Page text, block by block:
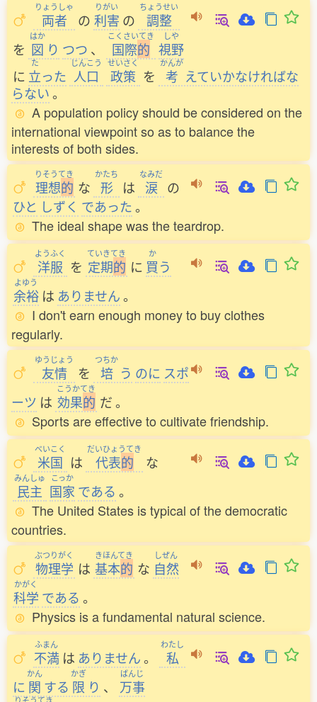
りょうしゃ
両者 の
りがい
利害 の
ちょうせい
調整
を
はか
図 り つつ 、
こくさいてき
国際的
しや
視野
に
た
立った
じんこう
人口
せいさく
政策 を
かんが
考 えていかなければな
らない。
A population policy should be considered on the
international viewpoint so as to balance the
interests of both sides.
りそうてき
理想的 な
かたち
形 は
なみだ
涙 の
ひと しずく であった。
The ideal shape was the teardrop.
ようふく
洋服 を
ていきてき
定期的 に
か
買う
よゆう
余裕 は ありません。
I don't earn enough money to buy clothes
regularly.
ゆうじょう
友情 を
つちか
培 う のに スポ
ーツ は
こうかてき
効果的 だ。
Sports are effective to cultivate friendship.
べいこく
米国 は
だいひょうてき
代表的 な
みんしゅ
民主
こっか
国家 である 。
The United States is typical of the democratic
countries.
ぶつりがく
物理学 は
きほんてき
基本的 な
しぜん
自然
かがく
科学 である 。
Physics is a fundamental natural science.
ふまん
不満 は ありません。
わたし
私
に
かん
関 する
かぎ
限 り 、
ばんじ
万事